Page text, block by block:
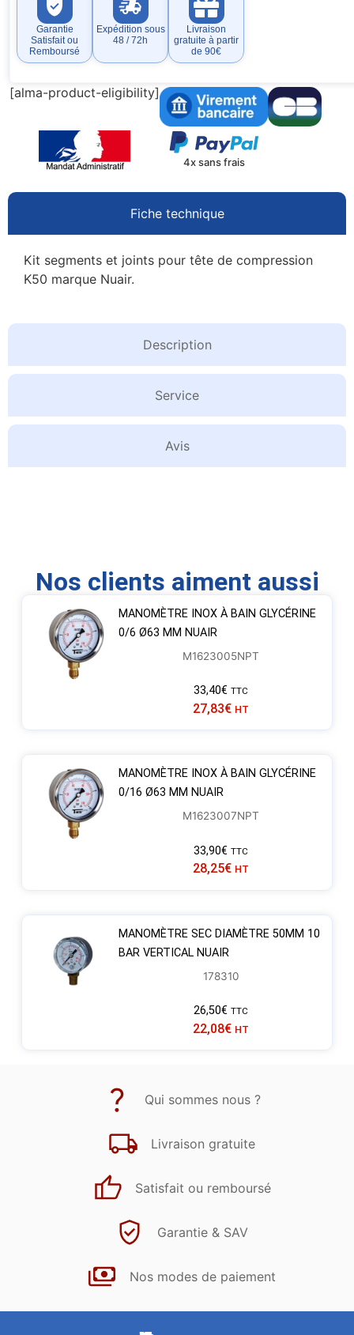
Garantie
Satisfait ou
Remboursé
Expédition sous
48 / 72h
Livraison
gratuite à partir
de 90€
[alma-product-eligibility]
4x sans frais
Fiche technique
Description
Service
Avis
Kit segments et joints pour tête de compression
K50 marque Nuair.
Nos clients aiment aussi
MANOMÈTRE INOX À BAIN GLYCÉRINE
0/6 Ø63 MM NUAIR
M1623005NPT
33,40€ TTC
27,83€ HT
MANOMÈTRE INOX À BAIN GLYCÉRINE
0/16 Ø63 MM NUAIR
M1623007NPT
33,90€ TTC
28,25€ HT
MANOMÈTRE SEC DIAMÈTRE 50MM 10
BAR VERTICAL NUAIR
178310
26,50€ TTC
22,08€ HT
Qui sommes nous ?
Livraison gratuite
Satisfait ou remboursé
Garantie & SAV
Nos modes de paiement